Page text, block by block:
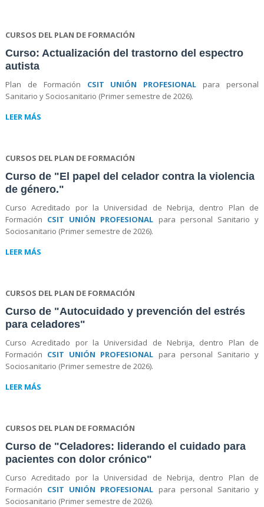
CURSOS DEL PLAN DE FORMACIÓN
Curso: Actualización del trastorno del espectro
autista
Plan de Formación CSIT UNIÓN PROFESIONAL para personal
Sanitario y Sociosanitario (Primer semestre de 2026).
LEER MÁS
CURSOS DEL PLAN DE FORMACIÓN
Curso de "El papel del celador contra la violencia
de género."
Curso Acreditado por la Universidad de Nebrija, dentro Plan de
Formación CSIT UNIÓN PROFESIONAL para personal Sanitario y
Sociosanitario (Primer semestre de 2026).
LEER MÁS
CURSOS DEL PLAN DE FORMACIÓN
Curso de "Autocuidado y prevención del estrés
para celadores"
Curso Acreditado por la Universidad de Nebrija, dentro Plan de
Formación CSIT UNIÓN PROFESIONAL para personal Sanitario y
Sociosanitario (Primer semestre de 2026).
LEER MÁS
CURSOS DEL PLAN DE FORMACIÓN
Curso de "Celadores: liderando el cuidado para
pacientes con dolor crónico"
Curso Acreditado por la Universidad de Nebrija, dentro Plan de
Formación CSIT UNIÓN PROFESIONAL para personal Sanitario y
Sociosanitario (Primer semestre de 2026).